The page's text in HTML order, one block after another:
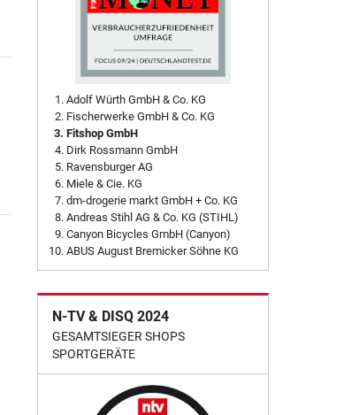
Adolf Würth GmbH & Co. KG
Fischerwerke GmbH & Co. KG
Fitshop GmbH
Dirk Rossmann GmbH
Ravensburger AG
Miele & Cie. KG
dm-drogerie markt GmbH + Co. KG
Andreas Stihl AG & Co. KG (STIHL)
Canyon Bicycles GmbH (Canyon)
ABUS August Bremicker Söhne KG
N-TV & DISQ 2024
GESAMTSIEGER SHOPS
SPORTGERÄTE